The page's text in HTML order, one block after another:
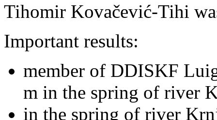
Tihomir Kovačević-Tihi
Important results:
member of DDISKF
m in the spring of river
in the spring of river